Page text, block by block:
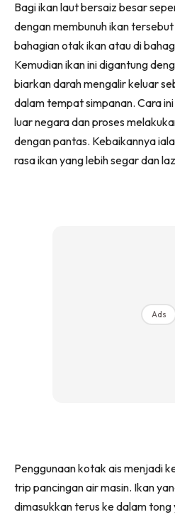
Bagi ikan laut bersaiz besar
dengan membunuh ikan
bahagian otak ikan atau di
Kemudian ikan ini digantung
biarkan darah mengalir keluar
dalam tempat simpanan. Cara
luar negara dan proses
dengan pantas. Kebaikannya
rasa ikan yang lebih segar dan
Ads
Penggunaan kotak ais menjadi
trip pancingan air masin. Ikan
dimasukkan terus ke dalam tong